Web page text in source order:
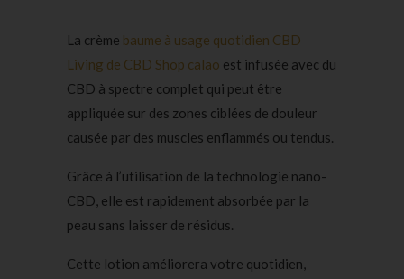
La crème baume à usage quotidien CBD
Living de CBD Shop calao est infusée avec du
CBD à spectre complet qui peut être
appliquée sur des zones ciblées de douleur
causée par des muscles enflammés ou tendus.
Grâce à l’utilisation de la technologie nano-
CBD, elle est rapidement absorbée par la
peau sans laisser de résidus.
Cette lotion améliorera votre quotidien,